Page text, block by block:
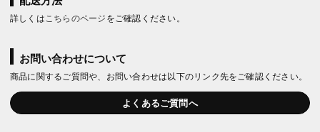
詳しくは こちらのページをご確認ください。
お問い合わせについて
商品に関するご質問や、お問い合わせは以下のリンク先をご確認ください。
よくあるご質問へ